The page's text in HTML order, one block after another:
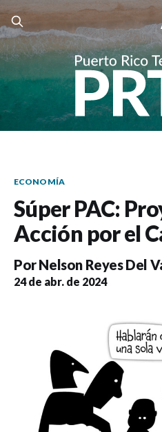
ECONOMÍA
Súper PAC:
Acción por el
PorNelson Reyes Del
24 de abr. de 2024